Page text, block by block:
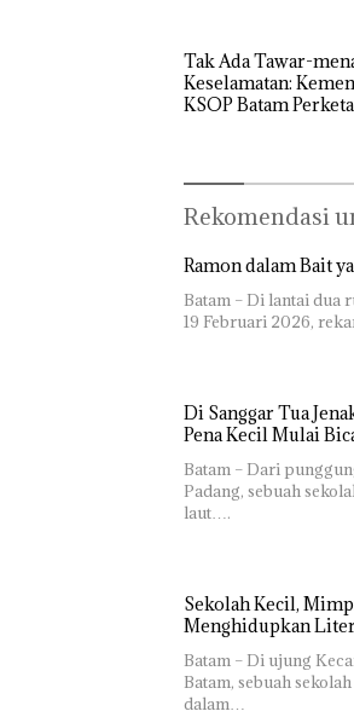
Tak Ada Tawar-
Keselamatan:
KSOP Batam
Rekomendasi
Ramon dalam Bait
Batam – Di lantai dua
19 Februari 2026,
Di Sanggar Tua
Pena Kecil Mulai
Batam – Dari
Padang, sebuah
laut….
Sekolah Kecil,
Menghidupkan
Batam – Di ujung
Batam, sebuah
dalam…
Semangat
Kemerdekaa
“Flavours of
Nusantara”
di Grand